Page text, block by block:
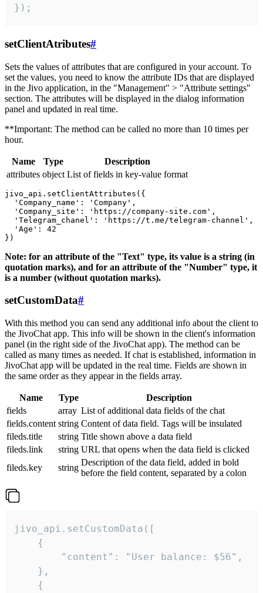
});
setClientAtributes#
Sets the values ​​of attributes that are configured in your account. To
set the values, you need to know the attribute IDs that are displayed
in the Jivo application, in the "Management" > "Attribute settings"
section. The attributes will be displayed in the dialog information
panel and updated in real time.
**Important: The method can be called no more than 10 times per
hour.
Name Type
Description
attributes object List of fields in key-value format
jivo_api.setClientAttributes({
  'Company_name': 'Company',
  'Company_site': 'https://company-site.com',
  'Telegram_chanel': 'https://t.me/telegram-channel',
  'Age': 42
Note: for an attribute of the "Text" type, its value is a string (in
quotation marks), and for an attribute of the "Number" type, it
is a number (without quotation marks).
setCustomData#
With this method you can send any additional info about the client to
the JivoChat app. This info will be shown in the client's information
panel (in the right side of the JivoChat app). The method can be
called as many times as needed. If chat is established, information in
JivoChat app will be updated in the real time. Fields are shown in
the same order as they appear in the fields array.
Name Type
Description
fields
array List of additional data fields of the chat
fields.content string Content of data field. Tags will be insulated
fileds.title
string Title shown above a data field
fileds.link
string URL that opens when the data field is clicked
fileds.key
string
Description of the data field, added in bold
before the field content, separated by a colon
jivo_api.setCustomData([
    {
        "content": "User balance: $56",
    },
    {